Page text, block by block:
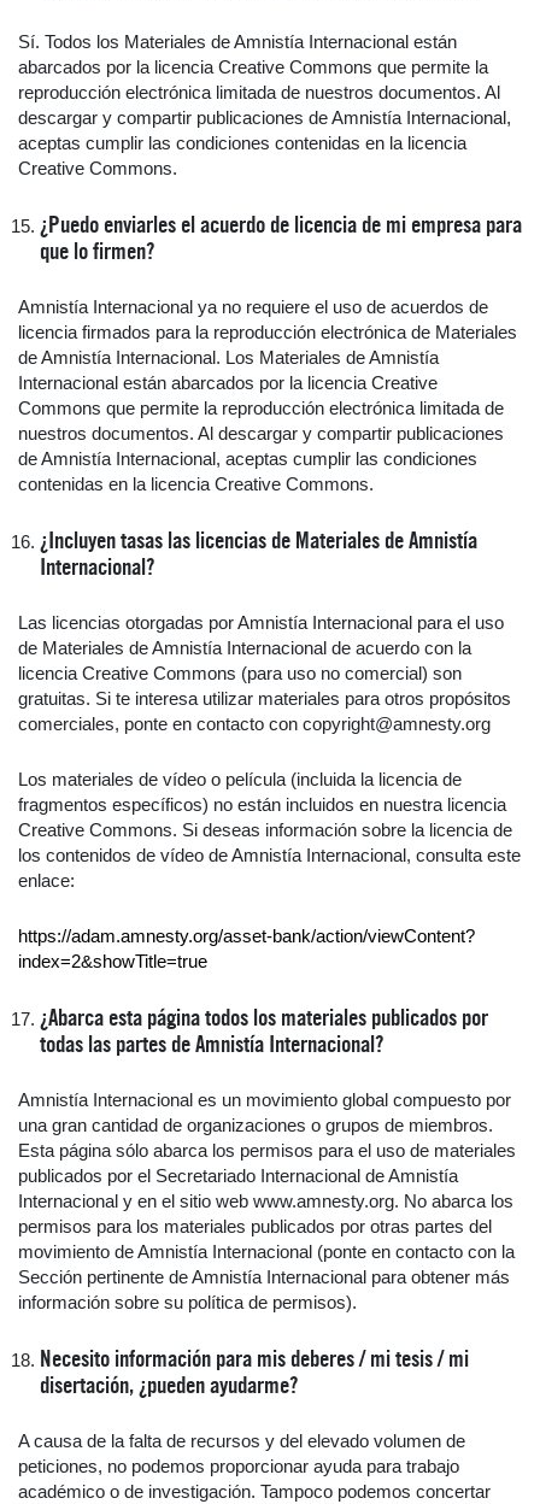
Sí. Todos los Materiales de Amnistía Internacional están
abarcados por la licencia Creative Commons que permite la
reproducción electrónica limitada de nuestros documentos. Al
descargar y compartir publicaciones de Amnistía Internacional,
aceptas cumplir las condiciones contenidas en la licencia
Creative Commons.
¿Puedo enviarles el acuerdo de licencia de mi empresa para
que lo firmen?
Amnistía Internacional ya no requiere el uso de acuerdos de
licencia firmados para la reproducción electrónica de Materiales
de Amnistía Internacional. Los Materiales de Amnistía
Internacional están abarcados por la licencia Creative
Commons que permite la reproducción electrónica limitada de
nuestros documentos. Al descargar y compartir publicaciones
de Amnistía Internacional, aceptas cumplir las condiciones
contenidas en la licencia Creative Commons.
¿Incluyen tasas las licencias de Materiales de Amnistía
Internacional?
Las licencias otorgadas por Amnistía Internacional para el uso
de Materiales de Amnistía Internacional de acuerdo con la
licencia Creative Commons (para uso no comercial) son
gratuitas. Si te interesa utilizar materiales para otros propósitos
comerciales, ponte en contacto con copyright@amnesty.org
Los materiales de vídeo o película (incluida la licencia de
fragmentos específicos) no están incluidos en nuestra licencia
Creative Commons. Si deseas información sobre la licencia de
los contenidos de vídeo de Amnistía Internacional, consulta este
enlace:
https://adam.amnesty.org/asset-bank/action/viewContent?
index=2&showTitle=true
¿Abarca esta página todos los materiales publicados por
todas las partes de Amnistía Internacional?
Amnistía Internacional es un movimiento global compuesto por
una gran cantidad de organizaciones o grupos de miembros.
Esta página sólo abarca los permisos para el uso de materiales
publicados por el Secretariado Internacional de Amnistía
Internacional y en el sitio web www.amnesty.org. No abarca los
permisos para los materiales publicados por otras partes del
movimiento de Amnistía Internacional (ponte en contacto con la
Sección pertinente de Amnistía Internacional para obtener más
información sobre su política de permisos).
Necesito información para mis deberes / mi tesis / mi
disertación, ¿pueden ayudarme?
A causa de la falta de recursos y del elevado volumen de
peticiones, no podemos proporcionar ayuda para trabajo
académico o de investigación. Tampoco podemos concertar